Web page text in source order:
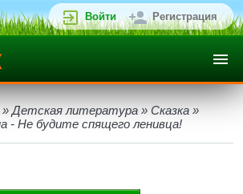
Войти Регистрация
» Детская литература » Сказка »
- Не будите спящего ленивца!